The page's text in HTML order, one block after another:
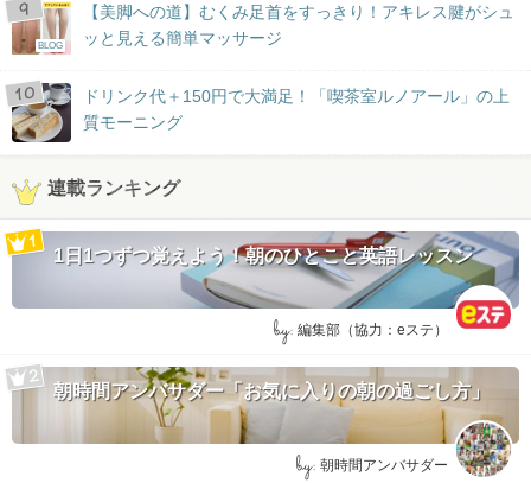
BLOG
【美脚への道】むくみ足首をすっきり！アキレス腱がシュ
ッと見える簡単マッサージ
ドリンク代＋150円で大満足！「喫茶室ルノアール」の上
質モーニング
連載ランキング
1日1つずつ覚えよう！朝のひとこと英語レッスン
by: 編集部（協力：eステ）
朝時間アンバサダー「お気に入りの朝の過ごし方」
by: 朝時間アンバサダー